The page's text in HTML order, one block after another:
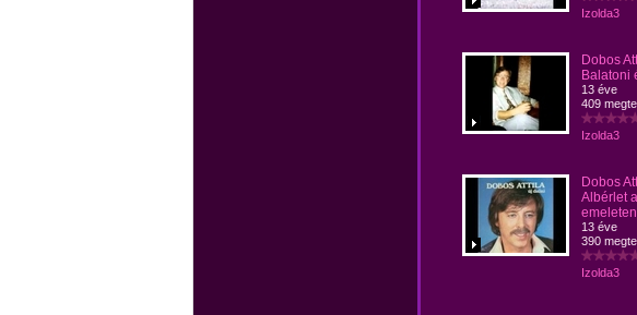
Izolda3
Dobos
Balatoni
13 éve
409
Izolda3
Dobos
Albérlet
emeleten
13 éve
390
Izolda3